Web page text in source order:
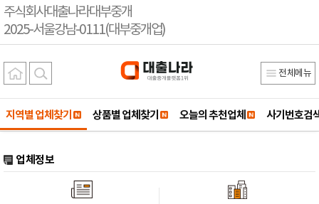
주식회사대출나라대부중개
2025-서울강남-0111(대부중개업)
전체메뉴
지역별 업체찾기 상품별 업체찾기 오늘의 추천업체 사기번호검
업체정보